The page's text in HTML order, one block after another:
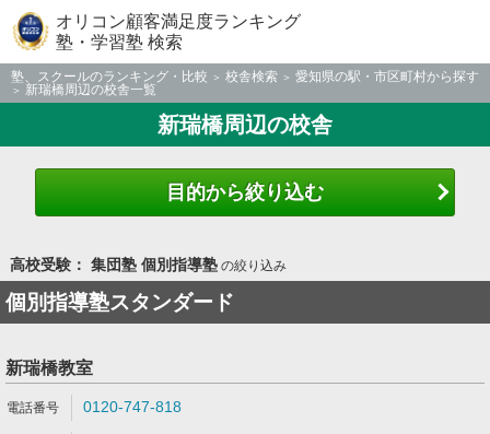
オリコン顧客満足度ランキング
塾・学習塾 検索
塾、スクールのランキング・比較 校舎検索
愛知県の駅・市区町村から探す
新瑞橋周辺の校舎一覧
新瑞橋周辺の校舎
目的から絞り込む
高校受験： 集団塾 個別指導塾の絞り込み
個別指導塾スタンダード
新瑞橋教室
0120-747-818